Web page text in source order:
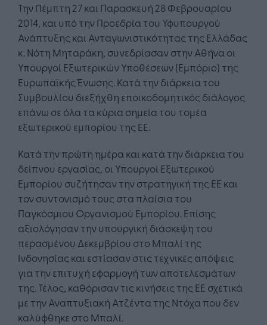
Την Πέμπτη 27 και Παρασκευή 28 Φεβρουαρίου
2014, και υπό την Προεδρία του Υφυπουργού
Ανάπτυξης και Ανταγωνιστικότητας της Ελλάδας
κ. Νότη Μηταράκη, συνεδρίασαν στην Αθήνα οι
Υπουργοί Εξωτερικών Υποθέσεων (Εμπόριο) της
Ευρωπαϊκής Ένωσης. Κατά την διάρκεια του
Συμβουλίου διεξήχθη εποικοδομητικός διάλογος
επάνω σε όλα τα κύρια σημεία του τομέα
εξωτερικού εμπορίου της ΕΕ.
Κατά την πρώτη ημέρα και κατά την διάρκεια του
δείπνου εργασίας, οι Υπουργοί Εξωτερικού
Εμπορίου συζήτησαν την στρατηγική της ΕΕ και
τον συντονισμό τους στα πλαίσια του
Παγκόσμιου Οργανισμού Εμπορίου. Επίσης
αξιολόγησαν την υπουργική διάσκεψη του
περασμένου Δεκεμβρίου στο Μπαλί της
Ινδονησίας και εστίασαν στις τεχνικές απόψεις
για την επιτυχή εφαρμογή των αποτελεσμάτων
της. Τέλος, καθόρισαν τις κινήσεις της ΕΕ σχετικά
με την Αναπτυξιακή Ατζέντα της Ντόχα που δεν
καλύφθηκε στο Μπαλί.